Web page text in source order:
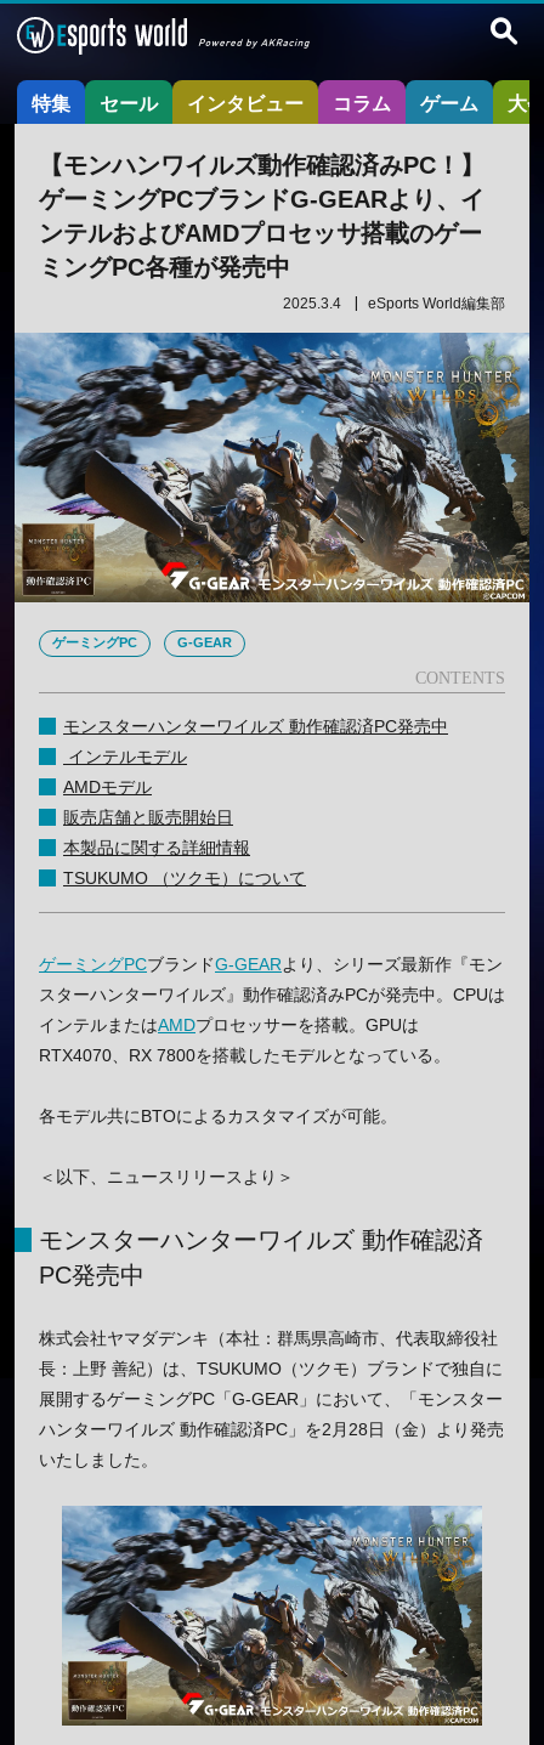
特集 セール インタビュー コラム ゲーム 大
【モンハンワイルズ動作確認済みPC！】
ゲーミングPCブランドG-GEARより、イ
ンテルおよびAMDプロセッサ搭載のゲー
ミングPC各種が発売中
2025.3.4 eSports World編集部
ゲーミングPC G-GEAR
モンスターハンターワイルズ 動作確認済PC発売中
インテルモデル
AMDモデル
販売店舗と販売開始日
本製品に関する詳細情報
TSUKUMO （ツクモ）について
ゲーミングPCブランドG-GEARより、シリーズ最新作『モン
スターハンターワイルズ』動作確認済みPCが発売中。CPUは
インテルまたはAMDプロセッサーを搭載。GPUは
RTX4070、RX 7800を搭載したモデルとなっている。
各モデル共にBTOによるカスタマイズが可能。
＜以下、ニュースリリースより＞
モンスターハンターワイルズ 動作確認済
PC発売中
株式会社ヤマダデンキ（本社：群馬県高崎市、代表取締役社
長：上野 善紀）は、TSUKUMO（ツクモ）ブランドで独自に
展開するゲーミングPC「G-GEAR」において、「モンスター
ハンターワイルズ 動作確認済PC」を2月28日（金）より発売
いたしました。